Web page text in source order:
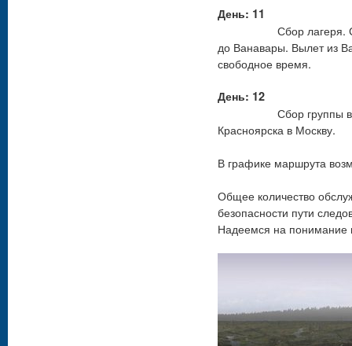
День: 11
Сбор лагеря. Сбор
до Ванавары. Вылет из
свободное время.
День: 12
Сбор группы в
Красноярска в Москву.
В графике маршрута
Общее количество
безопасности пути
Надеемся на понимание